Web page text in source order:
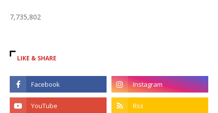
7,735,802
LIKE & SHARE